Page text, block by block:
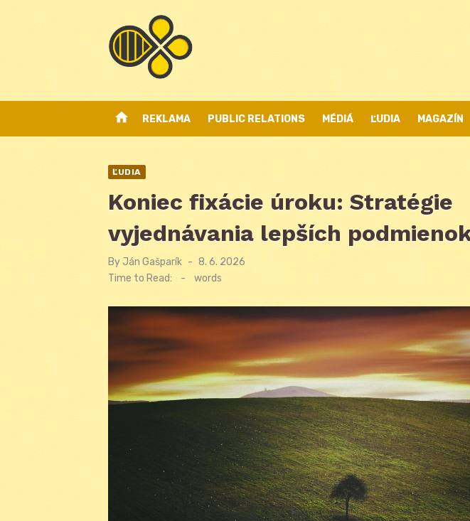
home REKLAMA PUBLIC RELATIONS MÉDIÁ ĽUDIA MAGAZÍN
ĽUDIA
Koniec fixácie úroku: Stratégie
vyjednávania lepších
By Ján Gašparík
Posted
on
8. 6. 2026
Time to Read:
- words